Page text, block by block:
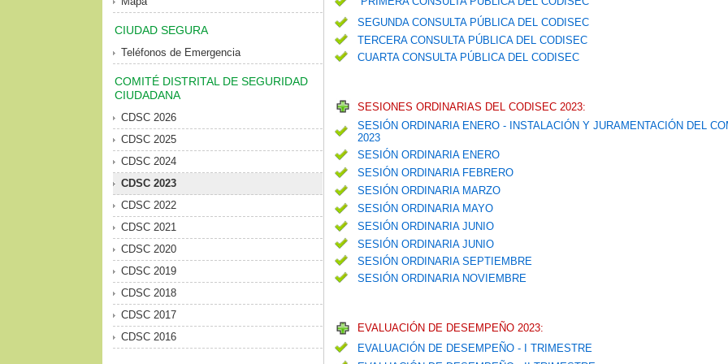
CIUDAD SEGURA
Teléfonos de Emergencia
COMITÉ DISTRITAL DE SEGURIDAD
CIUDADANA
CDSC 2026
CDSC 2025
CDSC 2024
CDSC 2023
CDSC 2022
CDSC 2021
CDSC 2020
CDSC 2019
CDSC 2018
CDSC 2017
CDSC 2016
SEGUNDA CONSULTA PÚBLICA DEL CODISEC
TERCERA CONSULTA PÚBLICA DEL CODISEC
CUARTA CONSULTA PÚBLICA DEL CODISEC
SESIONES ORDINARIAS DEL CODISEC 2023:
SESIÓN ORDINARIA ENERO - INSTALACIÓN Y JURAMENTACIÓN DEL
2023
SESIÓN ORDINARIA ENERO
SESIÓN ORDINARIA FEBRERO
SESIÓN ORDINARIA MARZO
SESIÓN ORDINARIA MAYO
SESIÓN ORDINARIA JUNIO
SESIÓN ORDINARIA JUNIO
SESIÓN ORDINARIA SEPTIEMBRE
SESIÓN ORDINARIA NOVIEMBRE
EVALUACIÓN DE DESEMPEÑO 2023:
EVALUACIÓN DE DESEMPEÑO - I TRIMESTRE